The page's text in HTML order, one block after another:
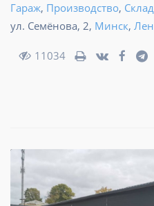
Гараж, Производство, Склад
ул. Семёнова, 2, Минск,
11034